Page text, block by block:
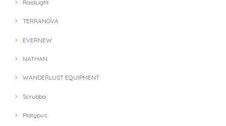
RaidLight
TERRANOVA
EVERNEW
NATHAN
WANDERLUST EQUIPMENT
Scrubba
Platypus